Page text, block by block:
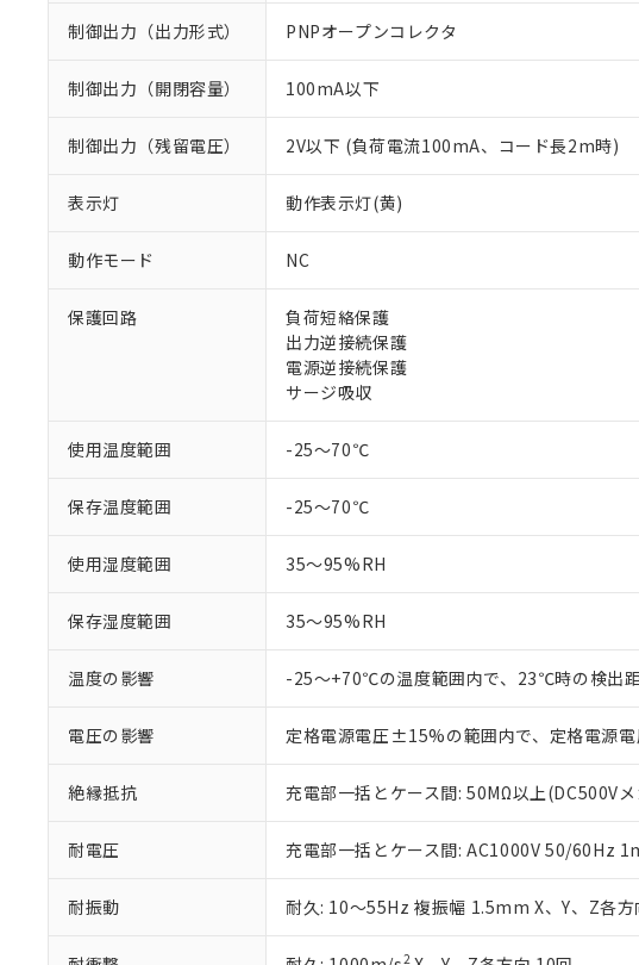
制御出力（出力形式） PNPオープンコレクタ
制御出力（開閉容量） 100mA以下
制御出力（残留電圧） 2V以下 (負荷電流100mA、コード長2m時)
表示灯 動作表示灯(黄)
動作モード NC
保護回路
負荷短絡保護
出力逆接続保護
電源逆接続保護
サージ吸収
使用温度範囲 -25～70℃
保存温度範囲 -25～70℃
使用湿度範囲 35～95%RH
保存湿度範囲 35～95%RH
温度の影響 -25～+70℃の温度範囲内で、23℃時の検出
電圧の影響 定格電源電圧±15%の範囲内で、定格電源
絶縁抵抗 充電部一括とケース間: 50MΩ以上(DC500V
耐電圧 充電部一括とケース間: AC1000V 50/60Hz
耐振動 耐久: 10～55Hz 複振幅 1.5mm X、Y、Z各方
2
ご利用条件
くものです。
オムロン制御機器販売店
在庫状況および標準価格
す。
マイパーツ機能（部品リ
が、当社の製品・サービ
さい。
※当社の共同利用者とは、
いる法人を指します。
※1 対応状況
調査・確認中：EU RoHS指令（
非該当品：ライセンス料など無
仕入先様の事情により、非含有
但し、RoHS指令で産業用監視および制
フタル酸エステル類の４物質については
※2 対応予定月
部品在庫の切り替え状況などに
※3 非含有証明書ダウンロ
下記の非含有証明書をダウンロ
EU RoHS指令（10物質）の非
51物質の非含有証明書（当社基
※本証明書は発行日時点で非含
また、RoHS指令のフタル酸エ
※1 中国RoHS○×表
「○」：最大均質材料含有率が
Pb(鉛) :1000ppm、 Hg(水銀) : 1000ppm
Cr(Ⅵ)(六価クロム) : 1000ppm、 PBBs(ポ
DBP(フタル酸ジブチル) : 1000ppm、
DEHP(フタル酸ビス(2-エチルヘキシル))
※2 環境保護使用期限
「ｅ」：有害物質（10物質）の
「10」：通常の使用状況下にお
味します。
「－」：未確認です。当社販売
う）を輸出または国外へ
当社は規制貨物を破棄す
また当社は、販売先およ
たしません。
－
在庫なし(最新の在庫
機器販売店・当社販
空
白
受注生産機種、また